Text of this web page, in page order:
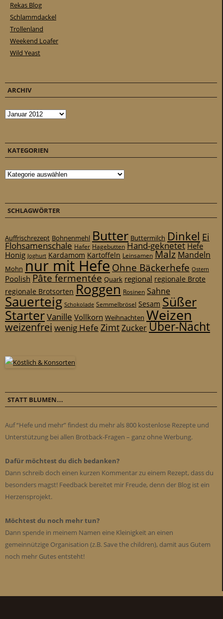
Rekas Blog
Schlammdackel
Trollenland
Weekend Loafer
Wild Yeast
ARCHIV
Archiv
KATEGORIEN
Kategorien
SCHLAGWÖRTER
Auffrischrezept Bohnenmehl Butter Buttermilch Dinkel Ei
Flohsamenschale Hafer Hagebutten Hand-geknetet Hefe
Honig Joghurt Kardamom Kartoffeln Leinsamen Malz Mandeln
Mohn nur mit Hefe Ohne Bäckerhefe Ostern
Poolish Pâte fermentée Quark regional regionale Brote
regionale Brotsorten Roggen Rosinen Sahne
Sauerteig Schokolade Semmelbrösel Sesam Süßer
StarterVanille Vollkorn Weihnachten Weizen
weizenfrei wenig Hefe ZimtZuckerÜber-Nacht
STATT BLUMEN…
Auf “Hefe und mehr” findest du mehr als 800 kostenlose Rezepte und
Unterstützung bei allen Brotback-Fragen – ganz ohne Werbung.
Dafür möchtest du dich bedanken?
Dann schreib doch einen kurzen Kommentar zu einem Rezept, dass du
besonders magst! Feedback bereitet mir Freude, denn der Blog ist ein
Herzensprojekt.
Möchtest du noch mehr tun?
Dann spende in meinem Namen eine Kleinigkeit an einen
gemeinnützige Organisation (z.B. Save the children), damit aus Gutem
noch mehr Gutes entsteht!